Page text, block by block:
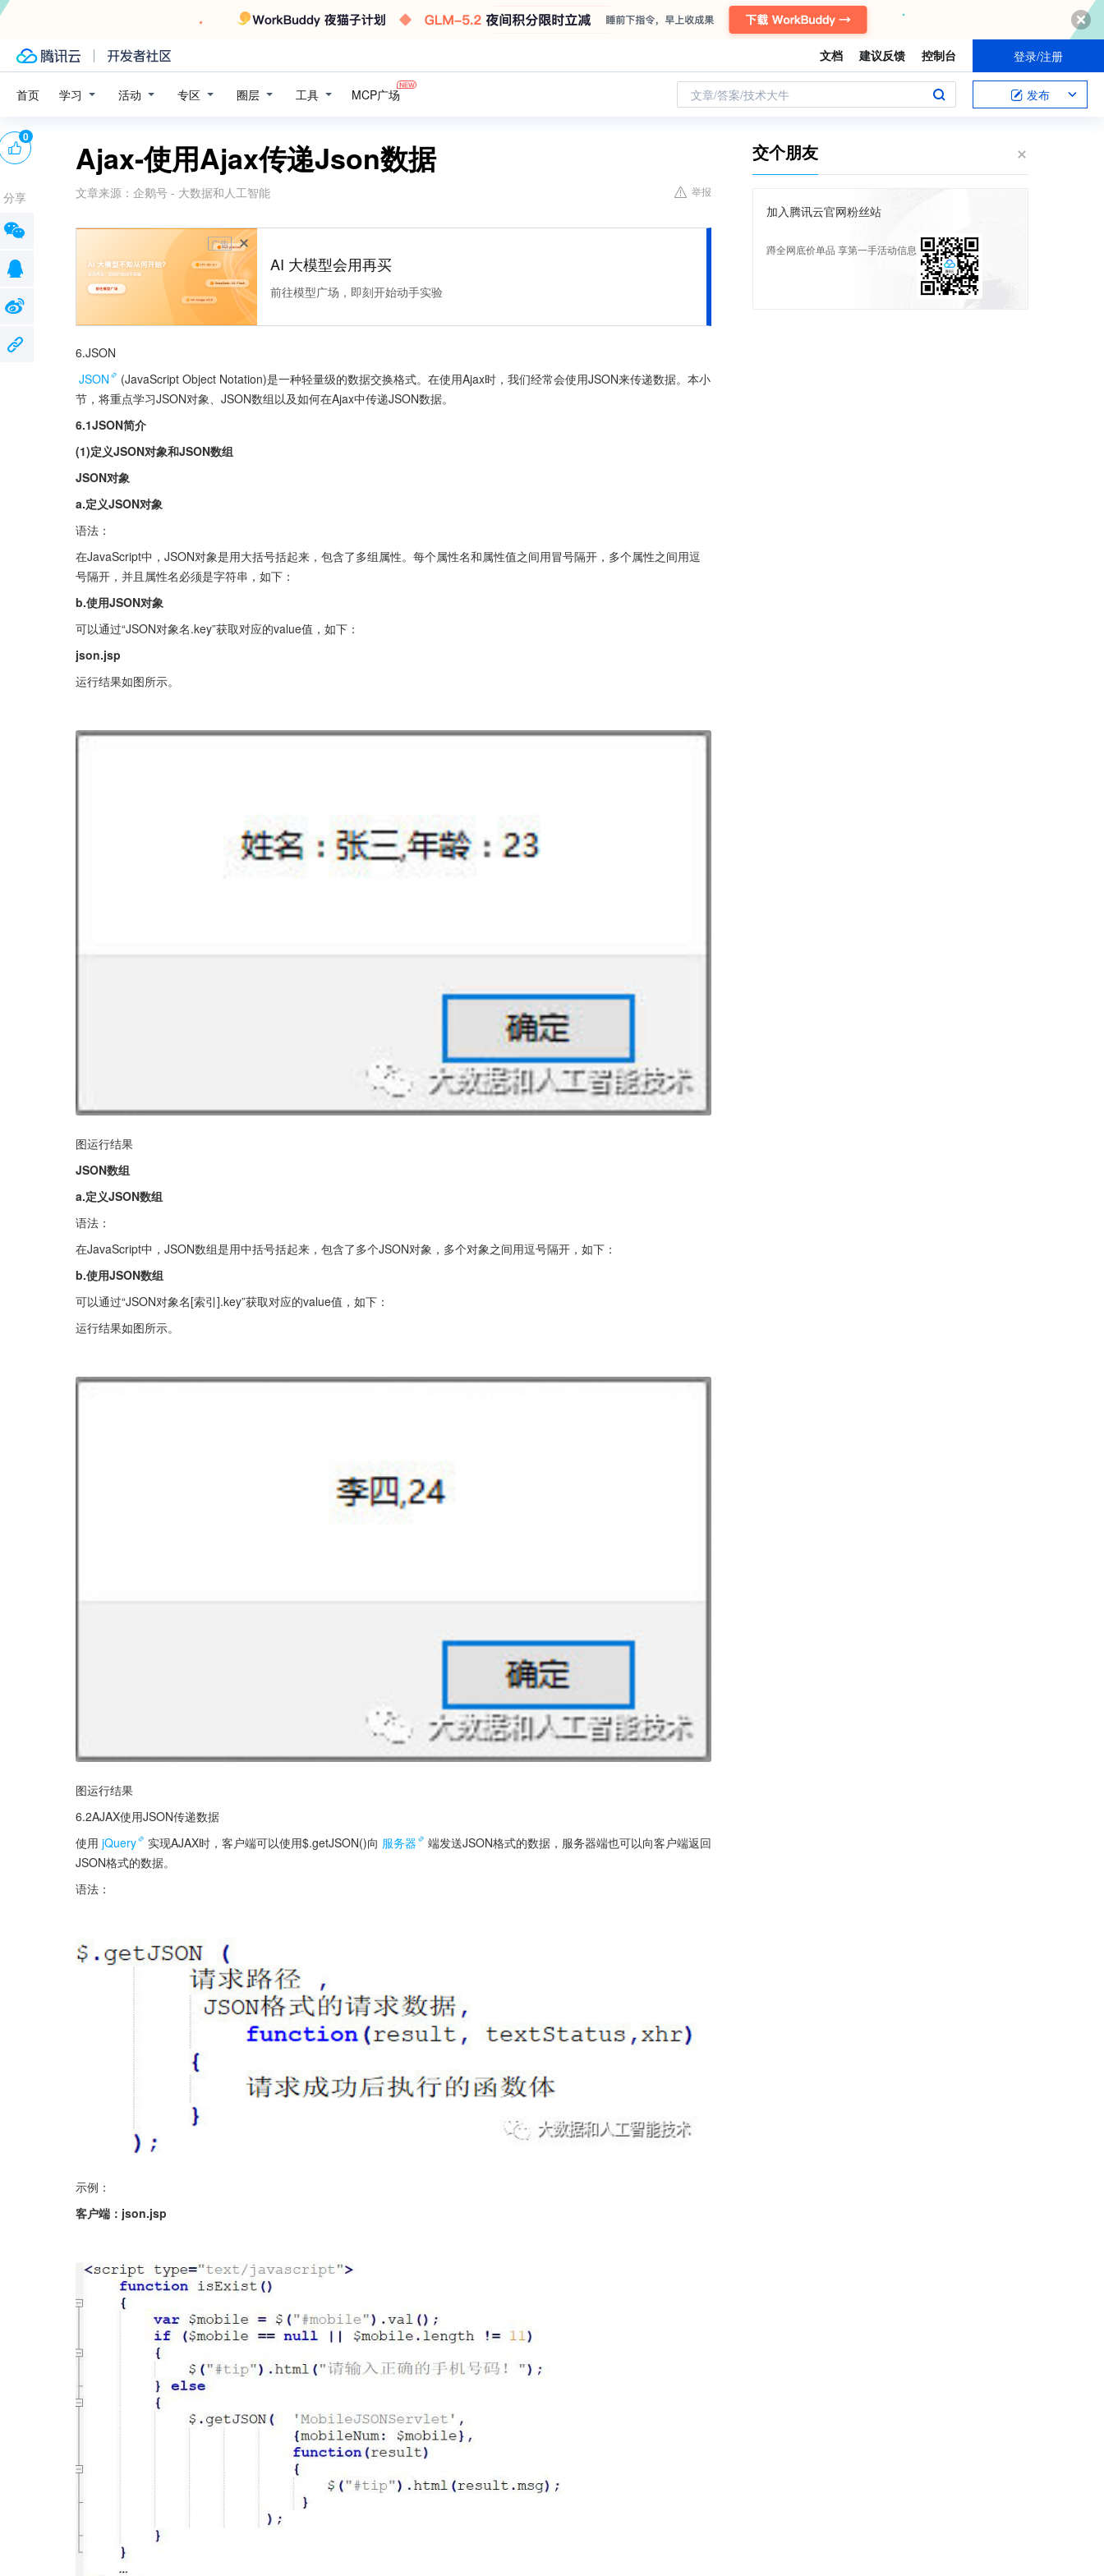
文档 建议反馈 控制台 登录/注册
首页 学习 活动 专区 圈层 工具 MCP广场 文章/答案/技术大牛 发布
Ajax-使用Ajax传递Json数据
文章来源： 企鹅号 - 大数据和人工智能 举报
广告
AI 大模型会用再买
前往模型广场，即刻开始动手实验
6.JSON
JSON
(JavaScript Object Notation)是一种轻量级的数据交换格式。在使用Ajax时，我们经常会使用JSON来传递数据。本小
节，将重点学习JSON对象、JSON数组以及如何在Ajax中传递JSON数据。
6.1JSON简介
(1)定义JSON对象和JSON数组
JSON对象
a.定义JSON对象
语法：
在JavaScript中，JSON对象是用大括号括起来，包含了多组属性。每个属性名和属性值之间用冒号隔开，多个属性之间用逗
号隔开，并且属性名必须是字符串，如下：
b.使用JSON对象
可以通过“JSON对象名.key”获取对应的value值，如下：
json.jsp
运行结果如图所示。
图运行结果
JSON数组
a.定义JSON数组
语法：
在JavaScript中，JSON数组是用中括号括起来，包含了多个JSON对象，多个对象之间用逗号隔开，如下：
b.使用JSON数组
可以通过“JSON对象名[索引].key”获取对应的value值，如下：
运行结果如图所示。
图运行结果
6.2AJAX使用JSON传递数据
使用 jQuery 实现AJAX时，客户端可以使用$.getJSON()向 服务器
端发送JSON格式的数据，服务器端也可以向客户端返回
JSON格式的数据。
语法：
示例：
客户端：json.jsp
0
分享
交个朋友
加入腾讯云官网粉丝站
蹲全网底价单品 享第一手活动信息